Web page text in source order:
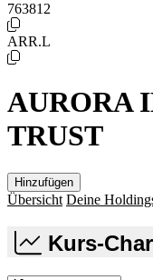
763812
ARR.L
AURORA
TRUST
Hinzufügen
Übersicht Deine
Kurs-